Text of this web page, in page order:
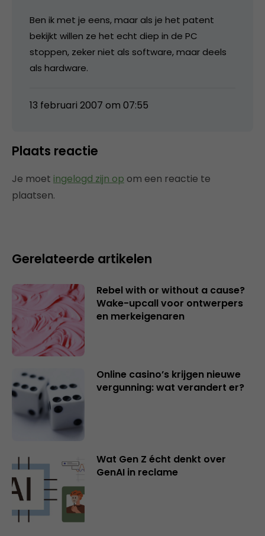
Ben ik met je eens, maar als je het patent
bekijkt willen ze het echt diep in de PC
stoppen, zeker niet als software, maar deels
als hardware.
13 februari 2007 om 07:55
Plaats reactie
Je moet ingelogd zijn op om een reactie te
plaatsen.
Gerelateerde artikelen
Rebel with or without a cause?
Wake-upcall voor ontwerpers
en merkeigenaren
Online casino’s krijgen nieuwe
vergunning: wat verandert er?
Wat Gen Z écht denkt over
GenAI in reclame